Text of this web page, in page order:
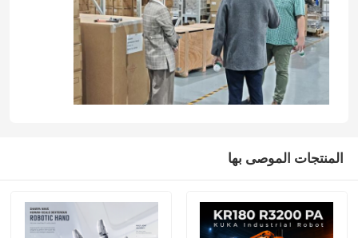
المنتجات الموصى بها